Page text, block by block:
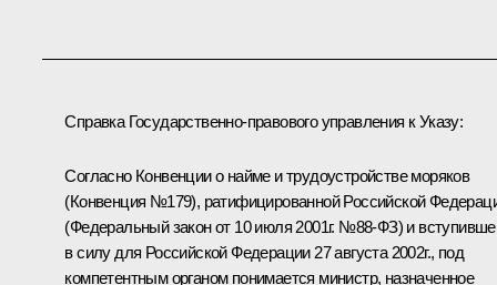
Справка Государственно-правового управления к Указу:
Согласно Конвенции о найме и трудоустройстве моряков
(Конвенция №179), ратифицированной Российской
(Федеральный закон от 10 июля 2001г. №88-ФЗ) и
в силу для Российской Федерации 27 августа 2002г., под
компетентным органом понимается министр, назначенное